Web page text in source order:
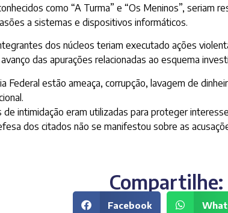
como “A Turma” e “Os Meninos”, seriam
a sistemas e dispositivos informáticos.
dos núcleos teriam executado ações
das apurações relacionadas ao esquema
Federal estão ameaça, corrupção, lavagem de
intimidação eram utilizadas para proteger
dos citados não se manifestou sobre as
Compartilhe:
Facebook